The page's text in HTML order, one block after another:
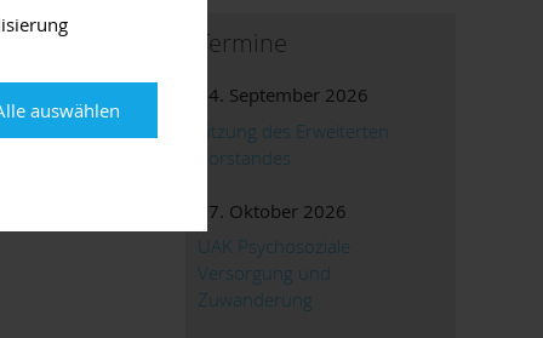
auswählen
Termine
24. September 2026
Sitzung des Erweiterten
Vorstandes
07. Oktober 2026
UAK Psychosoziale
Versorgung und
Zuwanderung